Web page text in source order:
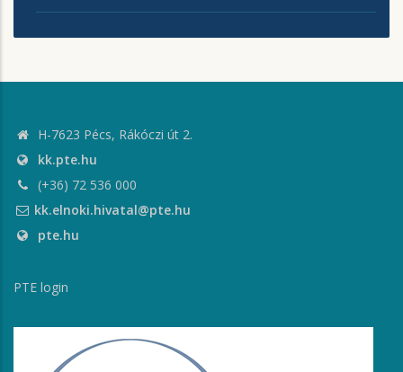
H-7623 Pécs, Rákóczi út 2.
kk.pte.hu
(+36) 72 536 000
kk.elnoki.hivatal@pte.hu
pte.hu
PTE login